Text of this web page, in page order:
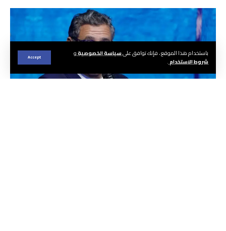
باستخدام هذا الموقع ، فإنك توافق علىسياسة الخصوصيةو
شروط الاستخدام.
Accept